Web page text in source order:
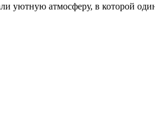
атмосферу, в которой